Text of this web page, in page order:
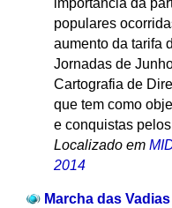
populares
aumento da tarifa
Jornadas de
Cartografia de
que tem como
e conquistas
Localizado em
2014
Marcha das